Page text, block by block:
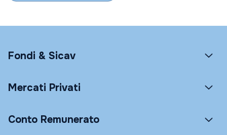
Fondi & Sicav
Mercati Privati
Conto Remunerato